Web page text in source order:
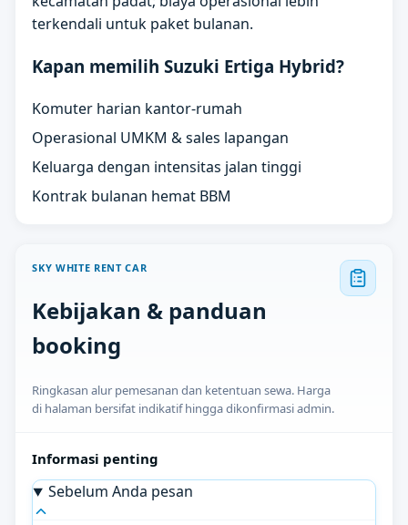
terkendali untuk paket bulanan.
Kapan memilih Suzuki Ertiga Hybrid?
Komuter harian kantor-rumah
Operasional UMKM & sales lapangan
Keluarga dengan intensitas jalan tinggi
Kontrak bulanan hemat BBM
SKY WHITE RENT CAR
Kebijakan & panduan
booking
Ringkasan alur pemesanan dan ketentuan sewa. Harga
di halaman bersifat indikatif hingga dikonfirmasi admin.
Informasi penting
Sebelum Anda pesan